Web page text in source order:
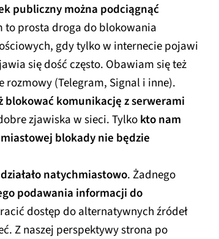
publiczny można podciągnąć
to prosta droga do blokowania
gdy tylko w internecie pojawi
się dość często. Obawiam się też
(Telegram, Signal i inne).
blokować komunikację z serwerami
zjawiska w sieci. Tylkokto nam
blokady nie będzie
natychmiastowo. Żadnego
podawania informacji do
dostęp do alternatywnych źródeł
Z naszej perspektywy strona po